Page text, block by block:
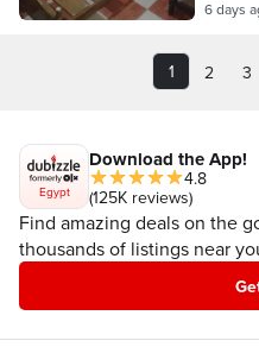
6 days
1 2 3
Egypt
Download the App!
4.8
(125K reviews)
Find amazing deals on the
thousands of listings near